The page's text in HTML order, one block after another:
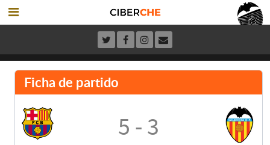
Ficha de partido
5 - 3